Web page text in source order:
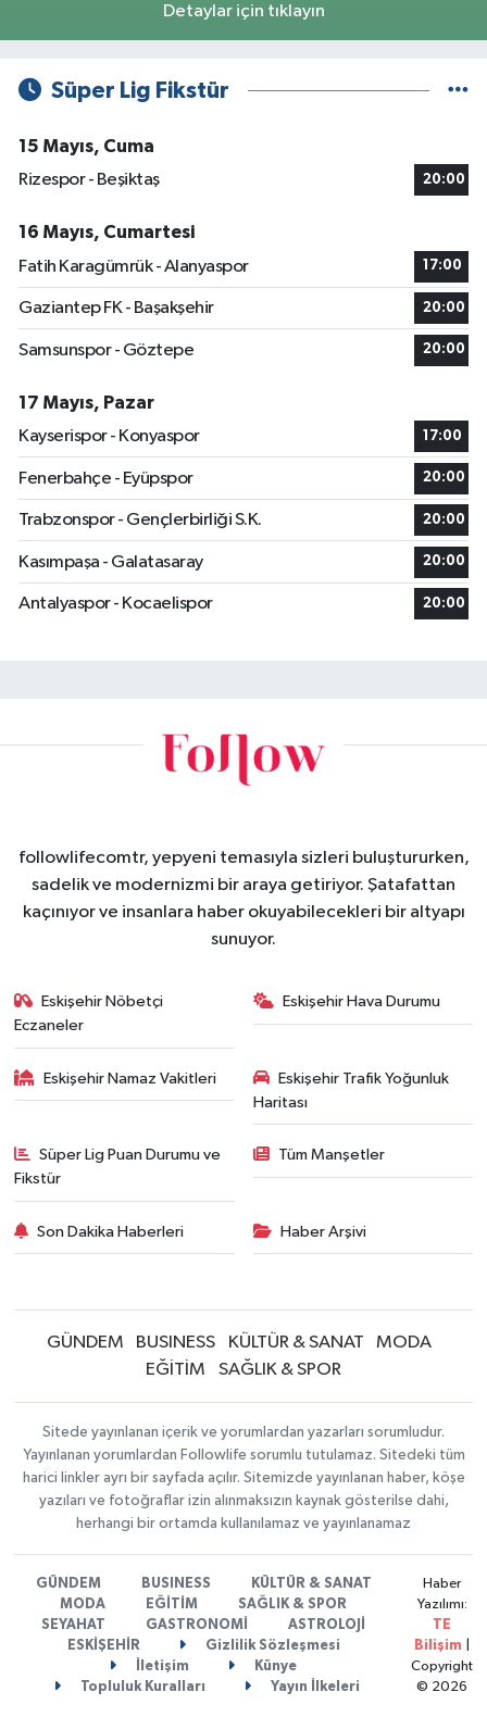
Detaylar için tıklayın
Süper Lig Fikstür
15 Mayıs, Cuma
Rizespor - Beşiktaş
20:00
16 Mayıs, Cumartesi
Fatih Karagümrük - Alanyaspor
17:00
Gaziantep FK - Başakşehir 20:00
Samsunspor - Göztepe 20:00
17 Mayıs, Pazar
Kayserispor - Konyaspor
17:00
Fenerbahçe - Eyüpspor 20:00
Trabzonspor - Gençlerbirliği S.K. 20:00
Kasımpaşa - Galatasaray 20:00
Antalyaspor - Kocaelispor 20:00
followlifecomtr, yepyeni temasıyla sizleri buluştururken,
sadelik ve modernizmi bir araya getiriyor. Şatafattan
kaçınıyor ve insanlara haber okuyabilecekleri bir altyapı
sunuyor.
Eskişehir Nöbetçi
Eczaneler
Eskişehir Hava Durumu
Eskişehir Namaz Vakitleri
Eskişehir Trafik Yoğunluk
Haritası
Süper Lig Puan Durumu ve
Fikstür
Tüm Manşetler
Son Dakika Haberleri Haber Arşivi
GÜNDEM BUSINESS KÜLTÜR & SANAT
MODA
EĞİTİM
SAĞLIK & SPOR
Sitede yayınlanan içerik ve yorumlardan yazarları sorumludur.
Yayınlanan yorumlardan Followlife sorumlu tutulamaz. Sitedeki tüm
harici linkler ayrı bir sayfada açılır. Sitemizde yayınlanan haber, köşe
yazıları ve fotoğraflar izin alınmaksızın kaynak gösterilse dahi,
herhangi bir ortamda kullanılamaz ve yayınlanamaz
GÜNDEM BUSINESS
KÜLTÜR & SANAT
MODA
EĞİTİM
SAĞLIK & SPOR
SEYAHAT
GASTRONOMİ
ASTROLOJİ
ESKİŞEHİR
Gizlilik Sözleşmesi
İletişim
Künye
Topluluk Kuralları
Yayın İlkeleri
Haber
Yazılımı:
TE
Bilişim
Copyright
© 2026